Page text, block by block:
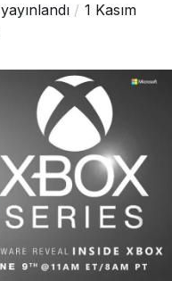
yayınlandı
1 Kasım